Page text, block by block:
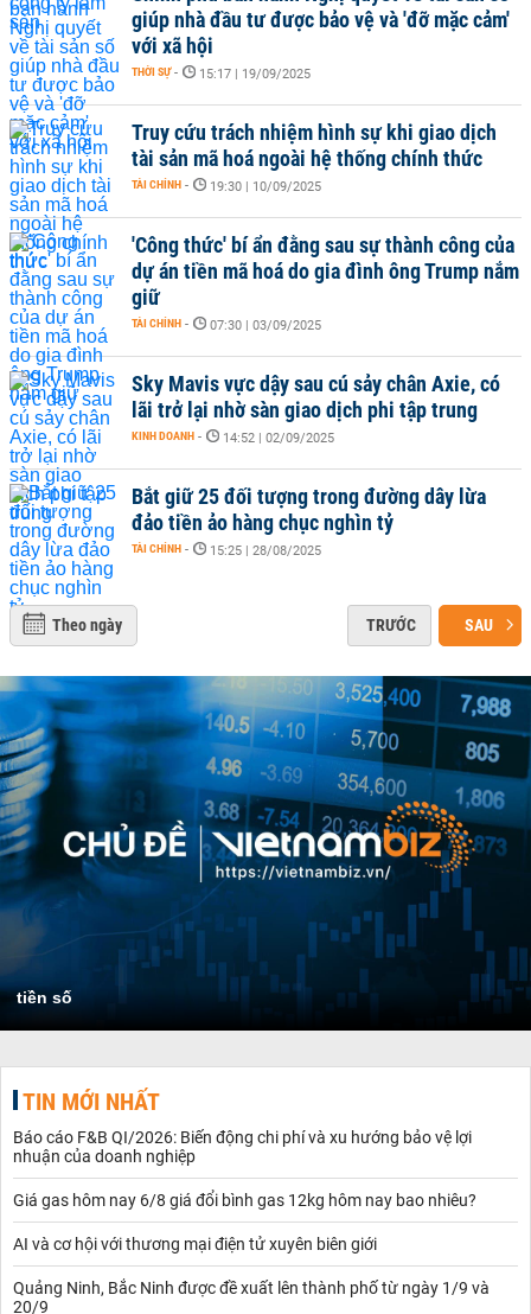
giúp nhà đầu tư được bảo vệ và 'đỡ mặc cảm'
với xã hội
THỜI SỰ - 15:17 | 19/09/2025
Truy cứu trách nhiệm hình sự khi giao dịch
tài sản mã hoá ngoài hệ thống chính thức
TÀI CHÍNH - 19:30 | 10/09/2025
'Công thức' bí ẩn đằng sau sự thành công của
dự án tiền mã hoá do gia đình ông Trump nắm
giữ
TÀI CHÍNH - 07:30 | 03/09/2025
Sky Mavis vực dậy sau cú sảy chân Axie, có
lãi trở lại nhờ sàn giao dịch phi tập trung
KINH DOANH - 14:52 | 02/09/2025
Bắt giữ 25 đối tượng trong đường dây lừa
đảo tiền ảo hàng chục nghìn tỷ
TÀI CHÍNH - 15:25 | 28/08/2025
Theo ngày TRƯỚC SAU
tiền số
TIN MỚI NHẤT
Báo cáo F&B QI/2026: Biến động chi phí và xu hướng bảo vệ lợi
nhuận của doanh nghiệp
Giá gas hôm nay 6/8 giá đổi bình gas 12kg hôm nay bao nhiêu?
AI và cơ hội với thương mại điện tử xuyên biên giới
Quảng Ninh, Bắc Ninh được đề xuất lên thành phố từ ngày 1/9 và
20/9